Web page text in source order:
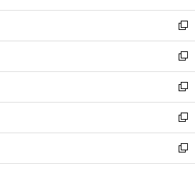
開
く
ウ
ィ
ン
ド
ウ
で
開
く
し
い
ウ
ィ
ン
ド
ウ
で
開
く
新
し
い
ウ
ィ
ン
ド
ウ
で
開
新
し
い
ウ
ィ
ン
ド
ウ
新
し
い
ウ
ィ
ン
新
し
い
ウ
新
し